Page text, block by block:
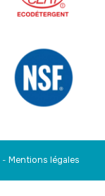
- Mentions légales